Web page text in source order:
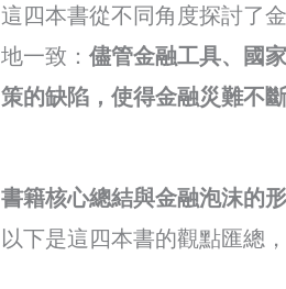
這四本書從不同角度探討了
地一致：儘管金融工具、國
策的缺陷，使得金融災難不斷
書籍核心總結與金融泡沫的
以下是這四本書的觀點匯總